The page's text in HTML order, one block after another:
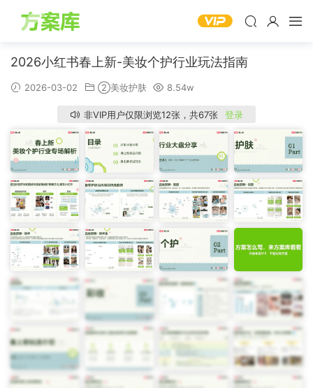
2026小红书春上新-美妆个护行业玩法指南
2026-03-02 ②美妆护肤 8.54w
非VIP用户仅限浏览12张，共67张 登录